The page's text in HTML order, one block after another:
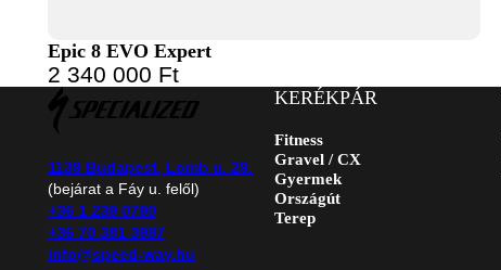
Epic 8 EVO Expert
2 340 000 Ft
1139 Budapest, Lomb u. 29.
(bejárat a Fáy u. felől)
+36 1 239 0790
+36 70 381 3987
info@speed-way.hu
KERÉKPÁR
Fitness
Gravel / CX
Gyermek
Országút
Terep